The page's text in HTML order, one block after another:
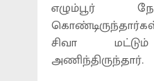
எழும்பூர்
சிவா
அணிந்திருந்தார்.